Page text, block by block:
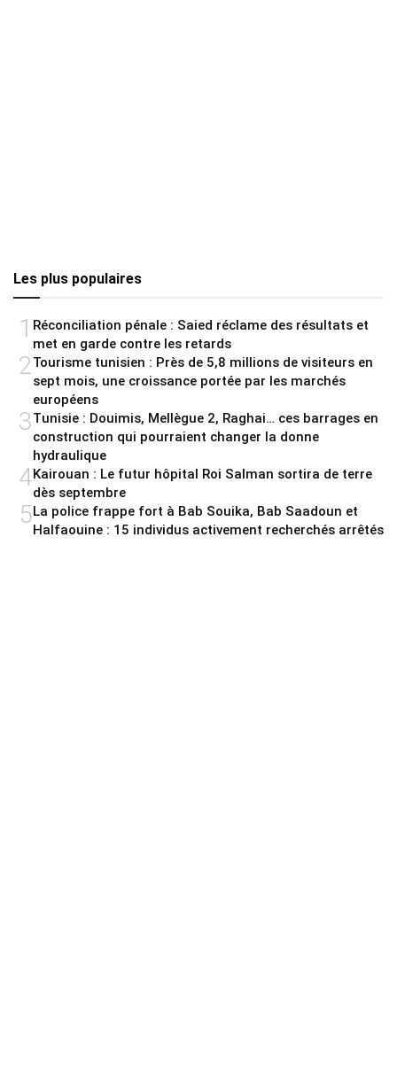
Les plus populaires
1 Réconciliation pénale : Saied réclame des résultats et
met en garde contre les retards
2Tourisme tunisien : Près de 5,8 millions de visiteurs en
sept mois, une croissance portée par les marchés
européens
3Tunisie : Douimis, Mellègue 2, Raghai… ces barrages en
construction qui pourraient changer la donne
hydraulique
4Kairouan : Le futur hôpital Roi Salman sortira de terre
dès septembre
5La police frappe fort à Bab Souika, Bab Saadoun et
Halfaouine : 15 individus activement recherchés arrêtés